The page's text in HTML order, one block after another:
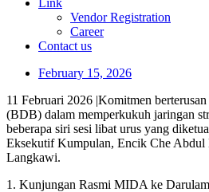
Link
Vendor Registration
Career
Contact us
February 15, 2026
11 Februari 2026 |Komitmen
(BDB) dalam memperkukuh jaringan
beberapa siri sesi libat urus yang
Eksekutif Kumpulan, Encik Che
Langkawi.
1. Kunjungan Rasmi MIDA ke